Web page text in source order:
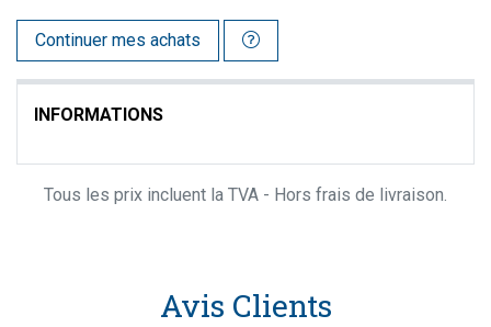
Continuer mes achats
INFORMATIONS
Tous les prix incluent la TVA - Hors frais de livraison.
Avis Clients